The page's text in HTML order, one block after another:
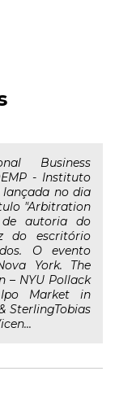
Business
- Instituto
lançada no dia
"Arbitration
autoria do
do escritório
O evento
York. The
– NYU Pollack
Market in
SterlingTobias